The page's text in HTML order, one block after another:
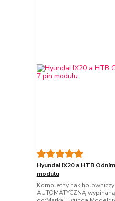
Hyundai IX20 a HTB
modulu
Kompletny hak holowniczy
AUTOMATYCZNĄ